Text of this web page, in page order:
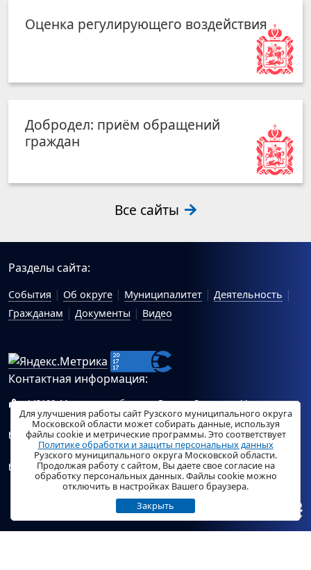
Оценка регулирующего воздействия
Добродел: приём обращений
граждан
Все сайты
Разделы сайта:
События Об округе Муниципалитет
Деятельность
Гражданам
Документы Видео
Контактная информация:
143100, Московская область, г.Руза, ул.Солнцева, 11
Схема проезда
Общий отдел Администрации Рузского муниципального
округа:ruza_region_ruza@mosreg.ru.
Отдел по работе с обращениями граждан Администрации
Рузского муниципального округа:ruza_og_argo@mosreg.ru
Для улучшения работы сайт Рузского муниципального округа
Московской области может собирать данные, используя
файлы cookie и метрические программы. Это соответствует
Политике обработки и защиты персональных данных
Рузского муниципального округа Московской области.
Продолжая работу с сайтом, Вы даете свое согласие на
обработку персональных данных. Файлы cookie можно
отключить в настройках Вашего браузера.
Закрыть